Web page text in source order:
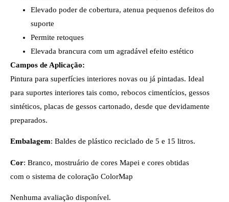
Elevado poder de cobertura, atenua pequenos defeitos do
suporte
Permite retoques
Elevada brancura com um agradável efeito estético
Campos de Aplicação:
Pintura para superfícies interiores novas ou já pintadas. Ideal
para suportes interiores tais como, rebocos cimentícios, gessos
sintéticos, placas de gessos cartonado, desde que devidamente
preparados.
Embalagem: Baldes de plástico reciclado de 5 e 15 litros.
Cor: Branco, mostruário de cores Mapei e cores obtidas
com o sistema de coloração ColorMap
Nenhuma avaliação disponível.